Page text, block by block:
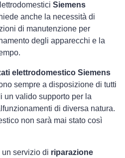
Siemens
anche la necessità di
di manutenzione per
degli apparecchi e la
elettrodomestico Siemens
sempre a disposizione di tutti
un valido supporto per la
di diversa natura.
non sarà mai stato così
servizio di riparazione